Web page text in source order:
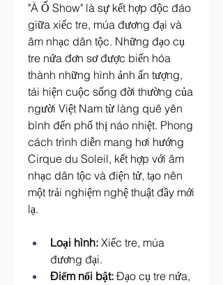
"À Ố Show" là sự kết hợp độc đáo
giữa xiếc tre, múa đương đại và
âm nhạc dân tộc. Những đạo cụ
tre nứa đơn sơ được biến hóa
thành những hình ảnh ấn tượng,
tái hiện cuộc sống đời thường của
người Việt Nam từ làng quê yên
bình đến phố thị náo nhiệt. Phong
cách trình diễn mang hơi hướng
Cirque du Soleil, kết hợp với âm
nhạc dân tộc và điện tử, tạo nên
một trải nghiệm nghệ thuật đầy mới
lạ.
Loại hình: Xiếc tre, múa
đương đại.
Điểm nổi bật: Đạo cụ tre nứa,